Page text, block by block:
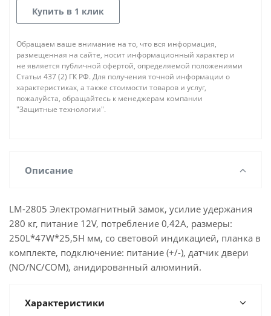
Купить в 1 клик
Обращаем ваше внимание на то, что вся информация,
размещенная на сайте, носит информационный характер и
не является публичной офертой, определяемой положениями
Статьи 437 (2) ГК РФ. Для получения точной информации о
характеристиках, а также стоимости товаров и услуг,
пожалуйста, обращайтесь к менеджерам компании
"Защитные технологии".
Описание
LM-2805 Электромагнитный замок, усилие удержания
280 кг, питание 12V, потребление 0,42А, размеры:
250L*47W*25,5H мм, со световой индикацией, планка в
комплекте, подключение: питание (+/-), датчик двери
(NO/NC/COM), анидированный алюминий.
Характеристики